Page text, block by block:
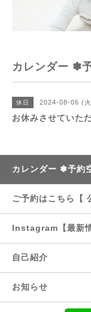
カレンダー ✽
休日 2024-08-06 (
お休みさせていた
カレンダー ✽予約
ご予約はこちら【
Instagram【最新
自己紹介
お知らせ